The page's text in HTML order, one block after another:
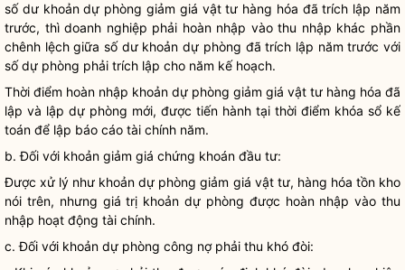
số dư khoản dự phòng giảm giá vật tư hàng hóa đã trích lập năm
trước, thìdoanh nghiệp phải hoàn nhập vào thu nhập khác phần
chênh lệch giữa số dư khoản dự phòng đã trích lập năm trước với
số dự phòng phải trích lập cho năm kế hoạch.
Thời điểm hoàn nhập khoản dự phòng giảm giá vật tư hàng hóa đã
lập và lập dự phòng mới, được tiến hành tại thời điểm khóa sổ kế
toán để lập báo cáo tài chính năm.
b. Đối với khoản giảm giá chứng khoán đầu tư:
Được xử lý như khoản dự phòng giảm giá vật tư, hàng hóa tồn kho
nói trên, nhưng giá trị khoản dự phòng được hoàn nhập vào thu
nhập hoạt động tài chính.
c. Đối với khoản dự phòng công nợ phải thu khó đòi: